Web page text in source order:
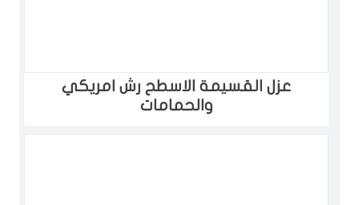
عزل القسيمة الاسطح رش امريكي
والحمامات